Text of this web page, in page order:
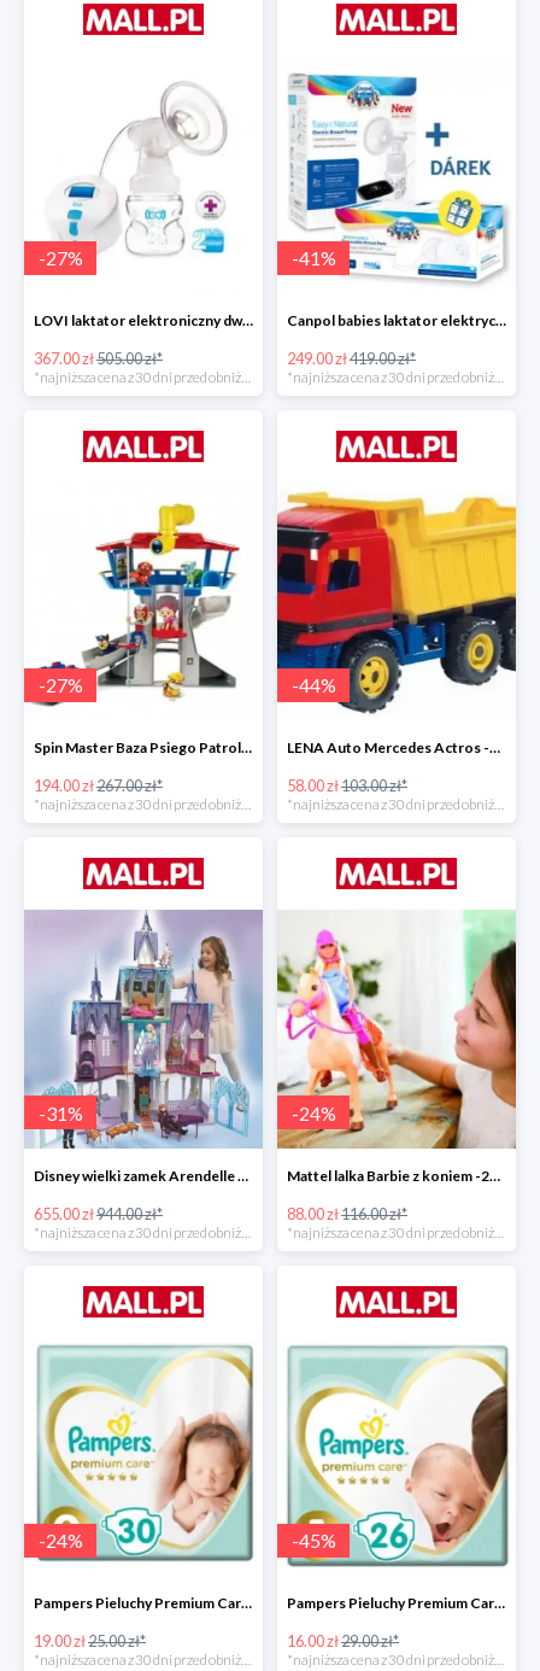
-27%
LOVI laktator elektroniczny dwufazowy Prolactis -27%
367.00 zł505.00 zł*
-41%
Canpol babies laktator elektryczny EASY NATURAL -40%
249.00 zł419.00 zł*
-27%
Spin Master Baza Psiego Patrolu -27%
194.00 zł267.00 zł*
*najniższa cena z 30 dni przed obniżką
-44%
LENA Auto Mercedes Actros -43%
58.00 zł103.00 zł*
*najniższa cena z 30 dni przed obniżką
-31%
Disney wielki zamek Arendelle Frozen 2 -30%
655.00 zł944.00 zł*
-24%
Mattel lalka Barbie z koniem -24%
88.00 zł116.00 zł*
-24%
Pampers Pieluchy Premium Care 0 Newborn -24%
19.00 zł25.00 zł*
*najniższa cena z 30 dni przed obniżką
-45%
Pampers Pieluchy Premium Care 1 Newborn -44%
16.00 zł29.00 zł*
*najniższa cena z 30 dni przed obniżką